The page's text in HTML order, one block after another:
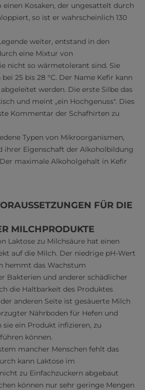
Kosaken, der ungesattelt durch
so ist er wahrscheinlich 130
weiter, entstand in den
eine Mixtur von
nicht so wärmetolerant sind. Sie
25 bis 28 °C. Der Name Kefir kann
werden. Die erste Silbe das
und meint „ein Hochgenuss". Dies
Kommentar der Schafhirten zu
Typen von Mikroorganismen,
ihrer Eigenschaft der Alkoholbildung
maximale Alkoholgehalt in Kefir
FÜR DIE
MILCHPRODUKTE
Laktose zu Milchsäure hat einen
auf die Milch. Der niedrige pH-Wert
hemmt das Wachstum
Bakterien und anderer schädlicher
die Haltbarkeit des Produktes
anderen Seite ist gesäuerte Milch
Nährboden für Hefen und
sie ein Produkt infizieren, zu
können.
mancher Menschen fehlt das
kann Laktose im
zu Einfachzuckern abgebaut
können nur sehr geringe Mengen